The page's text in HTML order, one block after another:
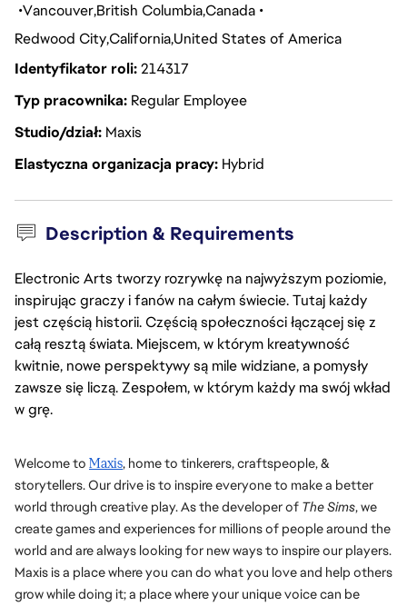
VancouverBritish ColumbiaCanada
Redwood CityCaliforniaUnited States of America
Identyfikator roli214317
Typ pracownika Regular Employee
Studio/dział Maxis
Elastyczna organizacja pracy Hybrid
Description & Requirements
Electronic Arts tworzy rozrywkę na najwyższym poziomie,
inspirując graczy i fanów na całym świecie. Tutaj każdy
jest częścią historii. Częścią społeczności łączącej się z
całą resztą świata. Miejscem, w którym kreatywność
kwitnie, nowe perspektywy są mile widziane, a pomysły
zawsze się liczą. Zespołem, w którym każdy ma swój wkład
w grę.
Welcome to Maxis, home to tinkerers, craftspeople, &
storytellers. Our drive is to inspire everyone to make a better
world through creative play. As the developer of The Sims, we
create games and experiences for millions of people around the
world and are always looking for new ways to inspire our players.
Maxis is a place where you can do what you love and help others
grow while doing it; a place where your unique voice can be